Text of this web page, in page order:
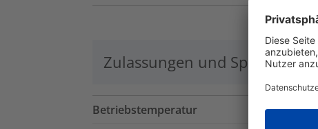
Zulassungen und
Betriebstemperatur